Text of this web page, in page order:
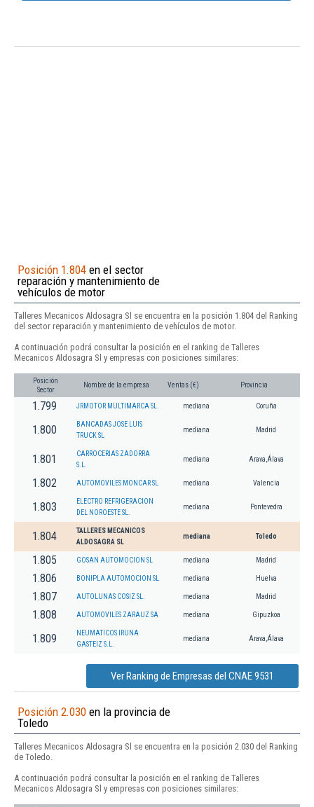
Posición 1.804 en el sector
reparación y mantenimiento de
vehículos de motor
Talleres Mecanicos Aldosagra Sl se encuentra en la posición 1.804 del Ranking
del sector reparación y mantenimiento de vehículos de motor.
A continuación podrá consultar la posición en el ranking de Talleres
Mecanicos Aldosagra Sl y empresas con posiciones similares:
Posición
Sector
Nombre de la empresa Ventas (€) Provincia
1.799 JRMOTOR MULTIMARCA SL. mediana Coruña
1.800
BANCADAS JOSE LUIS
TRUCK SL
mediana Madrid
1.801
CARROCERIAS ZADORRA
S.L.
mediana Arava,Álava
1.802 AUTOMOVILES MONCAR SL mediana Valencia
1.803
ELECTRO REFRIGERACION
DEL NOROESTE SL.
mediana Pontevedra
1.804
TALLERES MECANICOS
ALDOSAGRA SL
mediana Toledo
1.805 GOSAN AUTOMOCION SL mediana Madrid
1.806 BONIPLA AUTOMOCION SL mediana Huelva
1.807 AUTOLUNAS COSIZ SL. mediana Madrid
1.808 AUTOMOVILES ZARAUZ SA mediana Gipuzkoa
1.809
NEUMATICOS IRUNA
GASTEIZ S.L.
mediana Arava,Álava
Ver Ranking de Empresas del CNAE 9531
Posición 2.030 en la provincia de
Toledo
Talleres Mecanicos Aldosagra Sl se encuentra en la posición 2.030 del Ranking
de Toledo.
A continuación podrá consultar la posición en el ranking de Talleres
Mecanicos Aldosagra Sl y empresas con posiciones similares: